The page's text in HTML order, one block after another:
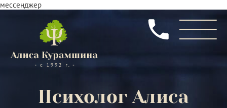
мессенджер
ПсихологАлиса